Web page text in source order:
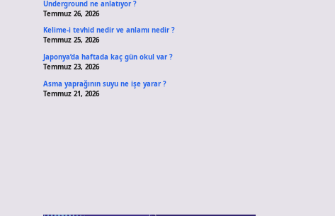
Underground ne anlatıyor ?
Temmuz 26, 2026
Kelime-i tevhid nedir ve anlamı nedir ?
Temmuz 25, 2026
Japonya’da haftada kaç gün okul var ?
Temmuz 23, 2026
Asma yaprağının suyu ne işe yarar ?
Temmuz 21, 2026